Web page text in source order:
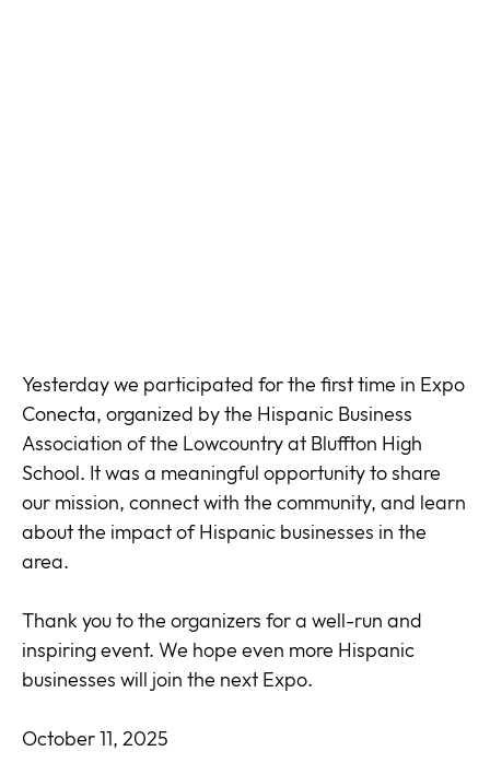
Yesterday we participated for the first time in Expo
Conecta, organized by the Hispanic Business
Association of the Lowcountry at Bluffton High
School. It was a meaningful opportunity to share
our mission, connect with the community, and learn
about the impact of Hispanic businesses in the
area.
Thank you to the organizers for a well-run and
inspiring event. We hope even more Hispanic
businesses will join the next Expo.
October 11, 2025